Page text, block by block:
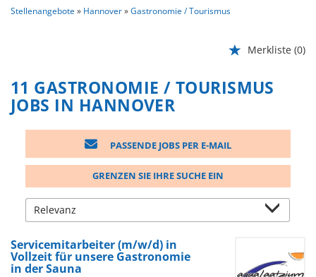
Stellenangebote Hannover Gastronomie / Tourismus
Merkliste (0)
11 GASTRONOMIE / TOURISMUS
JOBS IN HANNOVER
PASSENDE JOBS PER E-MAIL
GRENZEN SIE IHRE SUCHE EIN
Servicemitarbeiter (m/w/d) in
Vollzeit für unsere Gastronomie
in der Sauna